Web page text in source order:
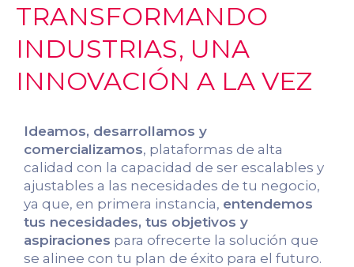
TRANSFORMANDO
INDUSTRIAS, UNA
INNOVACIÓN A LA VEZ
Ideamos, desarrollamos y
comercializamos, plataformas de alta
calidad con la capacidad de ser escalables y
ajustables a las necesidades de tu negocio,
ya que, en primera instancia, entendemos
tus necesidades, tus objetivos y
aspiraciones para ofrecerte la solución que
se alinee con tu plan de éxito para el futuro.